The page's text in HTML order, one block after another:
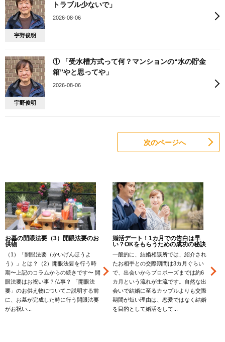
宇野俊明
トラブル少ないで」
2026-08-06
宇野俊明
① 「受水槽方式って何？マンションの“水の貯金
箱”やと思ってや」
2026-08-06
次のページへ
お墓の開眼法要（3）開眼法要のお
供物
（1）「開眼法要（かいげんほうよ
う）」とは？（2）開眼法要を行う時
期〜上記のコラムからの続きです〜 開
眼法要はお祝い事？仏事？ 「開眼法
要」のお供え物についてご説明する前
に、お墓が完成した時に行う開眼法要
がお祝い...
婚活デート！1カ月での告白は早
い？OKをもらうための成功の秘訣
一般的に、結婚相談所では、紹介され
たお相手との交際期間は3カ月ぐらい
で、出会いからプロポーズまでは約6
カ月という流れが主流です。自然な出
会いで結婚に至るカップルよりも交際
期間が短い理由は、恋愛ではなく結婚
を目的として婚活をして...